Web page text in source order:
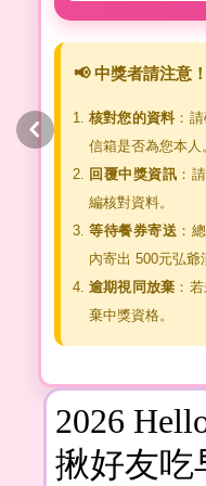
📢 中獎者請注意
核對您的資料：
信箱是否為您本人
回覆中獎資訊 ：
編核對資料。
等待餐券寄送 ：
內寄出 500元弘爺
逾期視同放棄 ：
棄中獎資格。